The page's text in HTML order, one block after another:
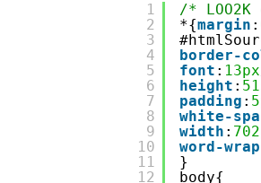
1
2
3
4
5
6
7
8
9
10
11
12
/*
*{margin :
border-
font : 13px
height :
padding :
white-
width :
word-wrap
}
body{